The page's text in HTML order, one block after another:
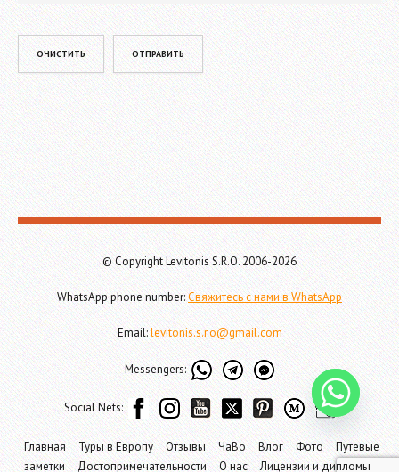
Please leave this field empty.
© Copyright Levitonis S.R.O. 2006-2026
WhatsApp phone number:Свяжитесь с нами в WhatsApp
Email:levitonis.s.r.o@gmail.com
Messengers:
Social Nets:
Главная Туры в Европу Отзывы ЧаВо Влог Фото
Путевые
заметки
Достопримечательности О нас Лицензии и дипломы